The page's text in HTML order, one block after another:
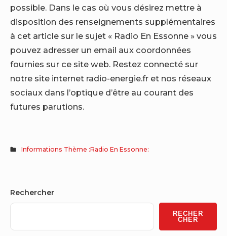
possible. Dans le cas où vous désirez mettre à
disposition des renseignements supplémentaires
à cet article sur le sujet « Radio En Essonne » vous
pouvez adresser un email aux coordonnées
fournies sur ce site web. Restez connecté sur
notre site internet radio-energie.fr et nos réseaux
sociaux dans l’optique d’être au courant des
futures parutions.
Informations Thème :Radio En Essonne:
Sidebar
Widget
Area
Rechercher
RECHER
CHER